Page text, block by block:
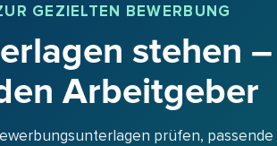
GEZIELTEN BEWERBUNG
stehen
Arbeitgeber
prüfen,